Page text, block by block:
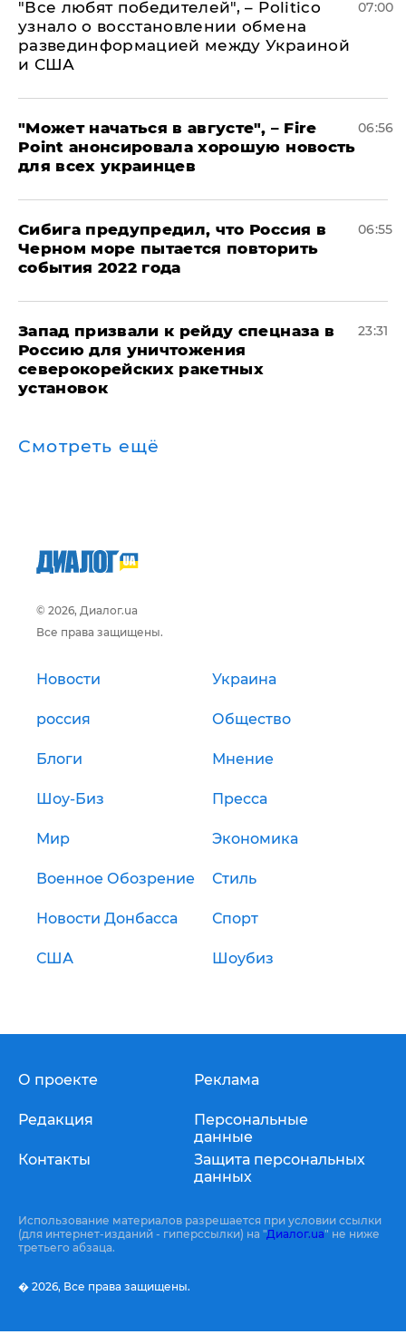
​"Все любят победителей", – Politico
узнало о восстановлении обмена
развединформацией между Украиной
и США
07:00
"Может начаться в августе", – Fire
Point анонсировала хорошую новость
для всех украинцев
06:56
Сибига предупредил, что Россия в
Черном море пытается повторить
события 2022 года
06:55
Запад призвали к рейду спецназа в
Россию для уничтожения
северокорейских ракетных
установок
23:31
Смотреть ещё
© 2026, Диалог.ua
Все права защищены.
Новости Украина
россия Общество
Блоги Мнение
Шоу-Биз Пресса
Мир Экономика
Военное Обозрение Стиль
Новости Донбасса Спорт
США Шоубиз
О проекте
Редакция
Контакты
Реклама
Персональные
данные
Защита персональных
данных
Использование материалов разрешается при условии ссылки
(для интернет-изданий - гиперссылки) на "Диалог.ua" не ниже
третьего абзаца.
� 2026, Все права защищены.